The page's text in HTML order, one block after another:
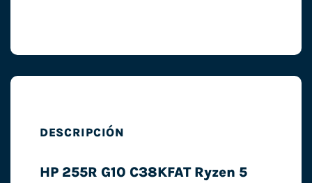
DESCRIPCIÓN
HP 255R G10 C38KFAT Ryzen 5